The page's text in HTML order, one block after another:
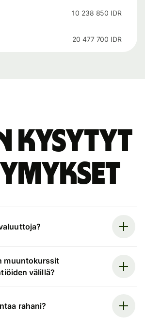
10 238 850 IDR
20 477 700 IDR
kysytyt
muuntokurssit
välillä?
rahani?